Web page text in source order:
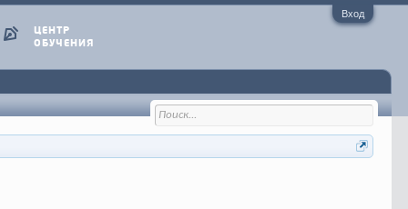
Вход
ЦЕНТР
ОБУЧЕНИЯ